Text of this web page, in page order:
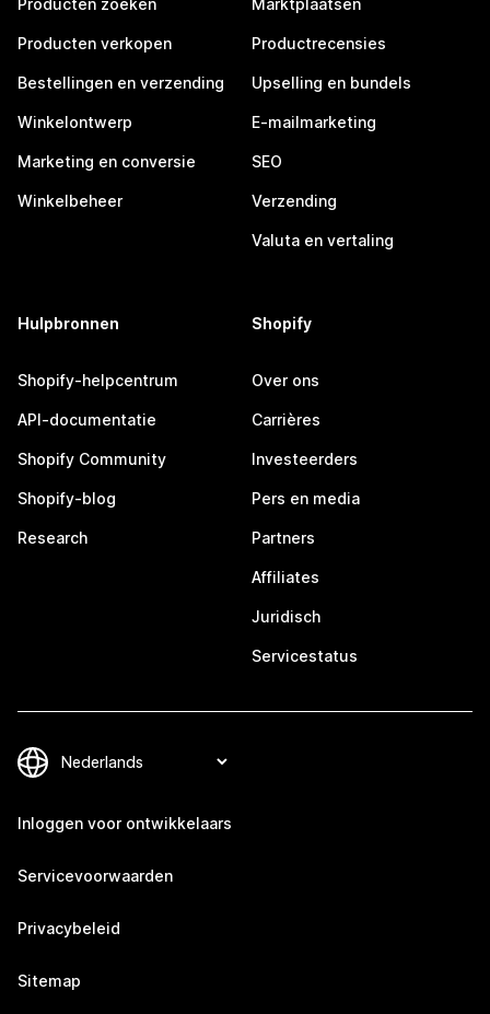
Producten zoeken
Producten verkopen
Bestellingen en verzending
Winkelontwerp
Marketing en conversie
Winkelbeheer
Marktplaatsen
Productrecensies
Upselling en bundels
E-mailmarketing
SEO
Verzending
Valuta en vertaling
Hulpbronnen
Shopify-helpcentrum
API-documentatie
Shopify Community
Shopify-blog
Research
Shopify
Over ons
Carrières
Investeerders
Pers en media
Partners
Affiliates
Juridisch
Servicestatus
Inloggen voor ontwikkelaars
Servicevoorwaarden
Privacybeleid
Sitemap